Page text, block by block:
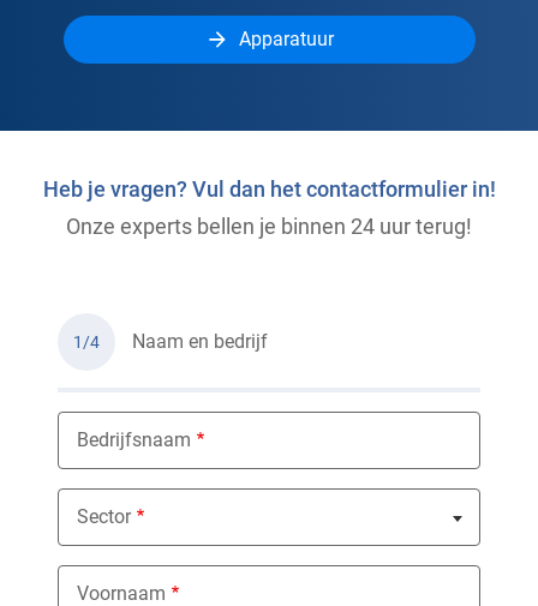
Apparatuur
Heb je vragen? Vul dan het contactformulier in!
Onze experts bellen je binnen 24 uur terug!
1/4 Naam en bedrijf
Bedrijfsnaam
Sector
Nothing selected
Voornaam